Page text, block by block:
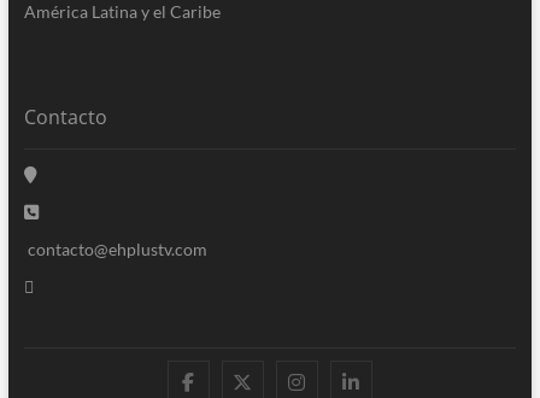
América Latina y el Caribe
Contacto
contacto@ehplustv.com
facebooktwitterinstagram
linkedin